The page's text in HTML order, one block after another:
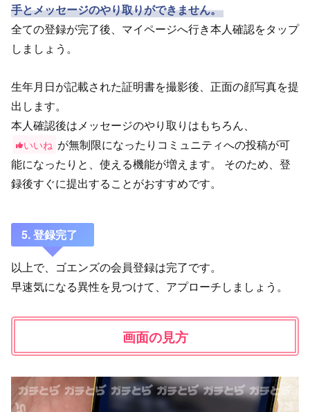
手とメッセージのやり取りができません。
全ての登録が完了後、マイページへ行き本人確認をタップ
しましょう。
生年月日が記載された証明書を撮影後、正面の顔写真を提
出します。
本人確認後はメッセージのやり取りはもちろん、
いいね が無制限になったりコミュニティへの投稿が可
能になったりと、使える機能が増えます。 そのため、登
録後すぐに提出することがおすすめです。
5. 登録完了
以上で、ゴエンズの会員登録は完了です。
早速気になる異性を見つけて、アプローチしましょう。
画面の見方